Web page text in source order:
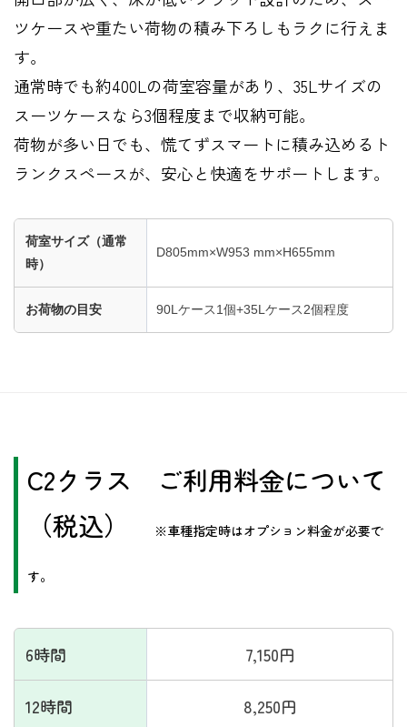
ツケースや重たい荷物の積み下ろしもラクに行えま
す。
通常時でも約400Lの荷室容量があり、35Lサイズの
スーツケースなら3個程度まで収納可能。
荷物が多い日でも、慌てずスマートに積み込めるト
ランクスペースが、安心と快適をサポートします。
荷室サイズ（通常
時）
D805mm×W953 mm×H655mm
お荷物の目安 90Lケース1個+35Lケース2個程度
​C2クラス ご利用料金について
（税込）
※車種指定時はオプション料金が必要で
す。
6時間 7,150円
12時間 8,250円